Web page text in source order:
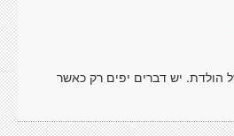
הולדת. יש דברים יפים רק כאשר